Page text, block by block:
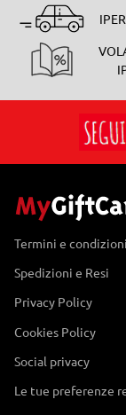
Termini e condizioni
Spedizioni e Resi
Privacy Policy
Cookies Policy
Social privacy
Le tue preferenze